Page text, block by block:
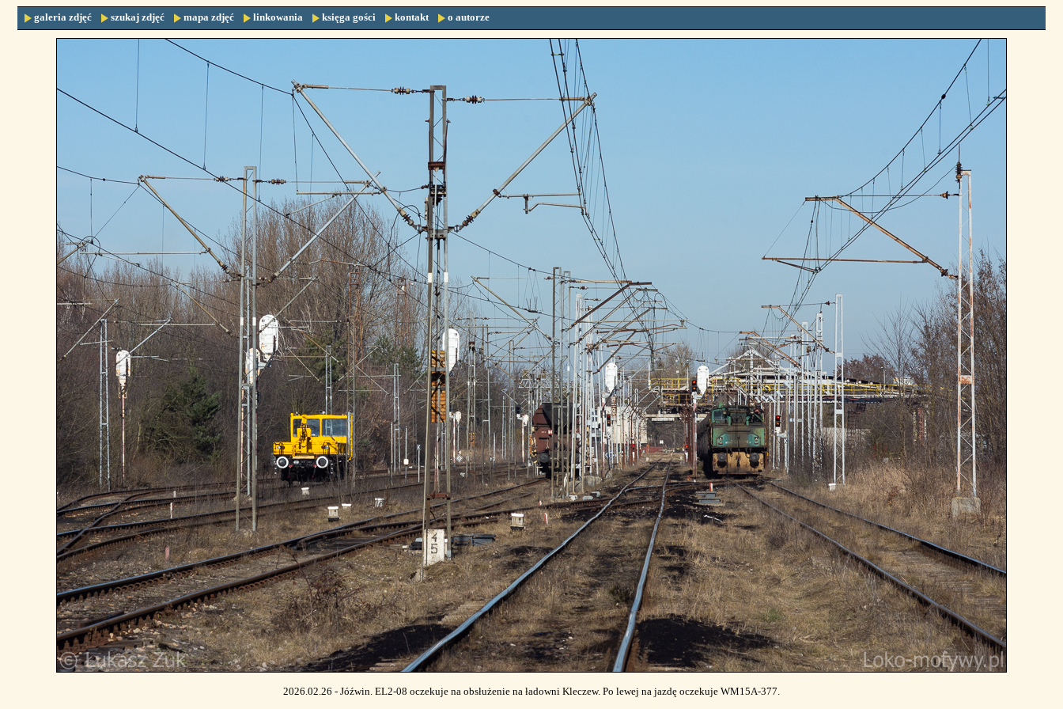
galeria zdjęć szukaj zdjęć mapa zdjęć linkowania księga gości kontakt o autorze
2026.02.26 - Jóźwin. EL2-08 oczekuje na obsłużenie na ładowni Kleczew. Po lewej na jazdę oczekuje WM15A-377.